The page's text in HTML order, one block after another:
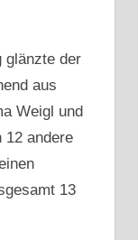
glänzte der
aus
Weigl und
12 andere
13